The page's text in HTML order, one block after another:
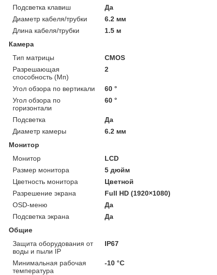
Подсветка клавиш
Да
Диаметр кабеля/трубки
6.2 мм
Длина кабеля/трубки
1.5 м
Камера
Тип матрицы
CMOS
Разрешающая
способность (Мп)
2
Угол обзора по вертикали
60 °
Угол обзора по
горизонтали
60 °
Подсветка
Да
Диаметр камеры
6.2 мм
Монитор
Монитор
LCD
Размер монитора
5 дюйм
Цветность монитора
Цветной
Разрешение экрана
Full HD (1920×1080)
OSD-меню
Да
Подсветка экрана
Да
Общие
Защита оборудования от
воды и пыли IP
IP67
Минимальная рабочая
температура
-10 °С